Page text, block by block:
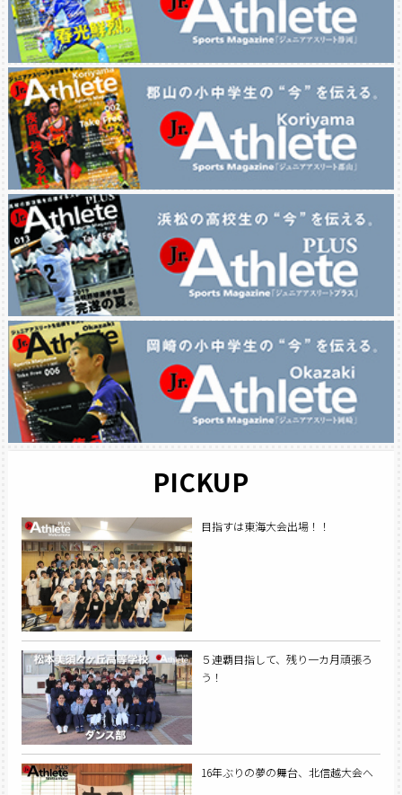
PICKUP
目指すは東海大会出場！！
５連覇目指して、残り一カ月頑張ろ
う！
16年ぶりの夢の舞台、北信越大会へ